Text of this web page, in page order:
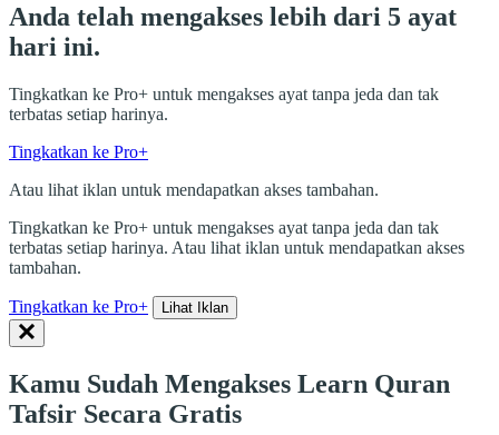
Anda telah mengakses lebih dari 5 ayat
hari ini.
Tingkatkan ke Pro+ untuk mengakses ayat tanpa jeda dan tak
terbatas setiap harinya.
Tingkatkan ke Pro+
Atau lihat iklan untuk mendapatkan akses tambahan.
Tingkatkan ke Pro+ untuk mengakses ayat tanpa jeda dan tak
terbatas setiap harinya. Atau lihat iklan untuk mendapatkan akses
tambahan.
Tingkatkan ke Pro+ Lihat Iklan
Kamu Sudah Mengakses Learn Quran
Tafsir Secara Gratis